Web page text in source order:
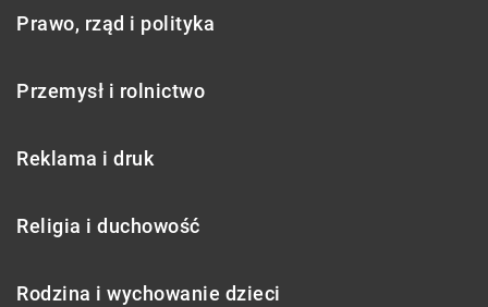
Prawo, rząd i polityka
Przemysł i rolnictwo
Reklama i druk
Religia i duchowość
Rodzina i wychowanie dzieci